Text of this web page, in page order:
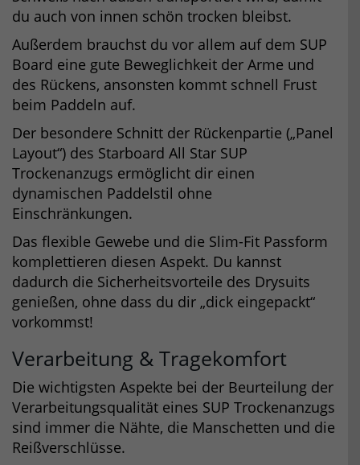
du auch von innen schön trocken bleibst.
Außerdem brauchst du vor allem auf dem SUP
Board eine gute Beweglichkeit der Arme und
des Rückens, ansonsten kommt schnell Frust
beim Paddeln auf.
Der besondere Schnitt der Rückenpartie („Panel
Layout“) des Starboard All Star SUP
Trockenanzugs ermöglicht dir einen
dynamischen Paddelstil ohne
Einschränkungen.
Das flexible Gewebe und die Slim-Fit Passform
komplettieren diesen Aspekt. Du kannst
dadurch die Sicherheitsvorteile des Drysuits
genießen, ohne dass du dir „dick eingepackt“
vorkommst!
Verarbeitung & Tragekomfort
Die wichtigsten Aspekte bei der Beurteilung der
Verarbeitungsqualität eines SUP Trockenanzugs
sind immer die Nähte, die Manschetten und die
Reißverschlüsse.